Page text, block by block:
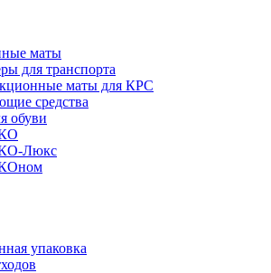
маты
для транспорта
маты для КРС
средства
обуви
Люкс
упаковка